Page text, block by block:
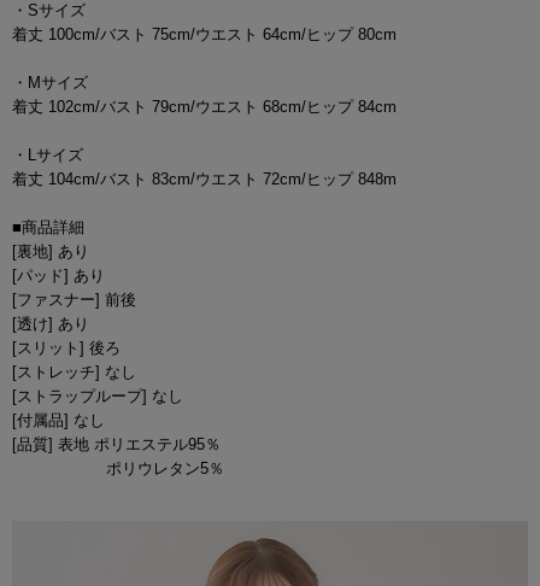
・Sサイズ
着丈 100cm/バスト 75cm/ウエスト 64cm/ヒップ 80cm
・Mサイズ
着丈 102cm/バスト 79cm/ウエスト 68cm/ヒップ 84cm
・Lサイズ
着丈 104cm/バスト 83cm/ウエスト 72cm/ヒップ 848m
■商品詳細
[裏地] あり
[パッド] あり
[ファスナー] 前後
[透け] あり
[スリット] 後ろ
[ストレッチ] なし
[ストラップループ] なし
[付属品] なし
[品質] 表地 ポリエステル95％
ポリウレタン5％